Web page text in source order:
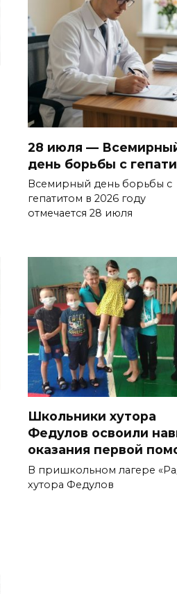
28 июля —
день борьбы с
Всемирный день борьбы с
гепатитом в 2026 году
отмечается 28 июля
Школьники хутора
Федулов освоили
оказания первой
В пришкольном лагере
хутора Федулов